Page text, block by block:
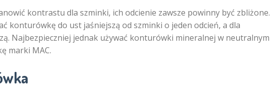
kontrastu dla szminki, ich odcienie zawsze powinny być zbliżone.
konturówkę do ust jaśniejszą od szminki o jeden odcień, a dla
Najbezpieczniej jednak używać konturówki mineralnej w neutralnym
marki MAC.